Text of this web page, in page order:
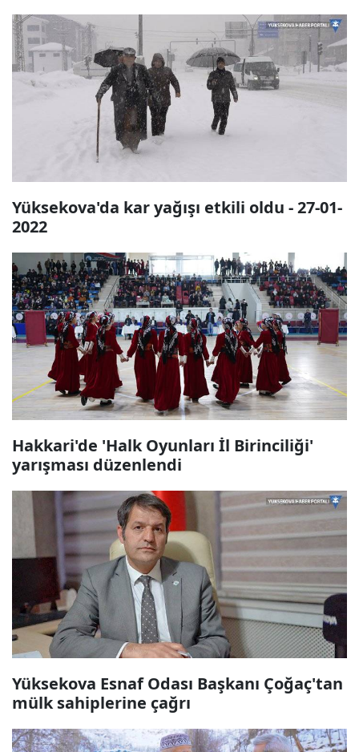
Yüksekova'da kar yağışı etkili oldu - 27-01-
2022
Hakkari'de 'Halk Oyunları İl Birinciliği'
yarışması düzenlendi
Yüksekova Esnaf Odası Başkanı Çoğaç'tan
mülk sahiplerine çağrı